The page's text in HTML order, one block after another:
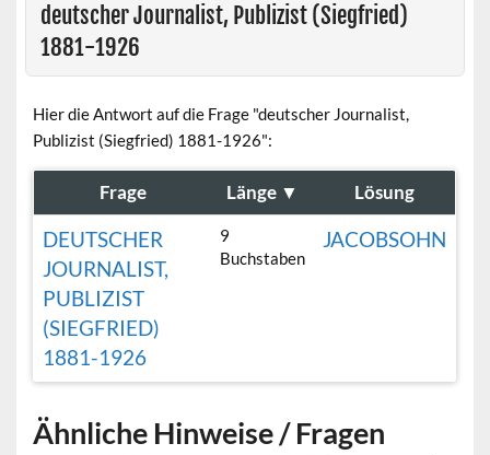
deutscher Journalist, Publizist (Siegfried)
1881-1926
Hier die Antwort auf die Frage "deutscher Journalist,
Publizist (Siegfried) 1881-1926":
Frage Länge ▼ Lösung
DEUTSCHER
JOURNALIST,
PUBLIZIST
(SIEGFRIED)
1881-1926
9
Buchstaben
JACOBSOHN
Ähnliche Hinweise / Fragen